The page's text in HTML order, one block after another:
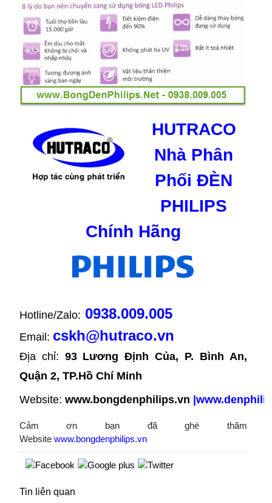
HUTRACO
Nhà Phân
Phối ĐÈN
PHILIPS
Chính Hãng
Hotline/Zalo: 0938.009.005
Email: cskh@hutraco.vn
Địa chỉ: 93 Lương Định Của, P. Bình An,
Quận 2, TP.Hồ Chí Minh
Website: www.bongdenphilips.vn
Cảm ơn bạn đã ghé thăm
Website www.bongdenphilips.vn
Tin liên quan